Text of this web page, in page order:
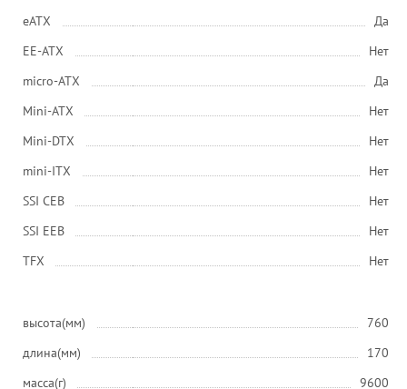
eATX
Да
EE-ATX
Нет
micro-ATX
Да
Mini-ATX
Нет
Mini-DTX
Нет
mini-ITX
Нет
SSI CEB
Нет
SSI EEB
Нет
ТFХ
Нет
высота(мм)
760
длина(мм)
170
масса(г)
9600